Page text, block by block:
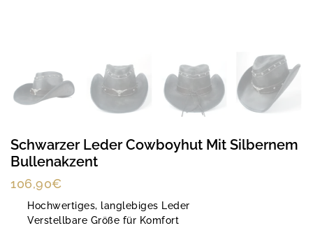
Schwarzer Leder Cowboyhut Mit Silbernem
Bullenakzent
106,90€
Hochwertiges, langlebiges Leder
Verstellbare Größe für Komfort